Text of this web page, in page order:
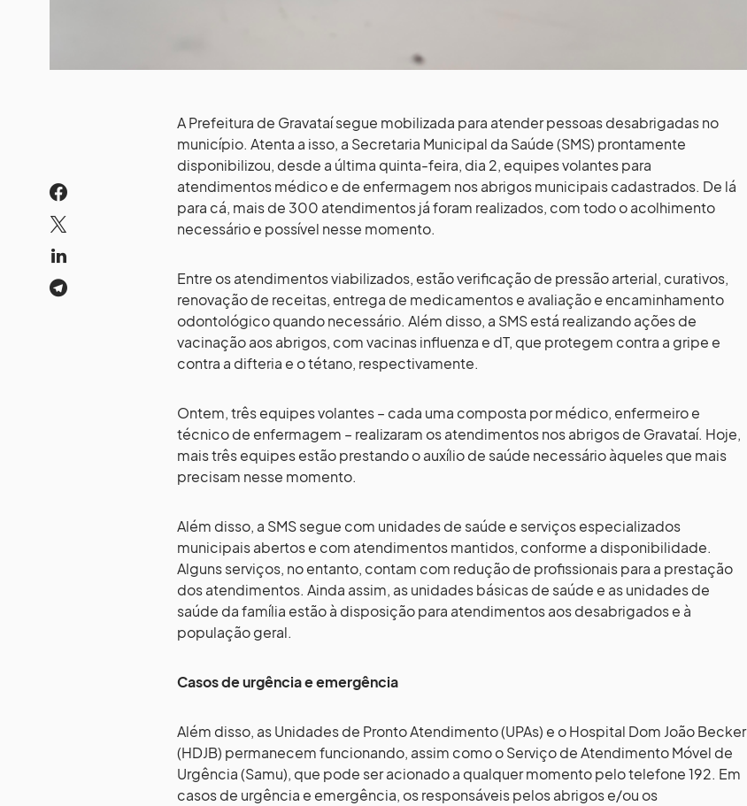
A Prefeitura de Gravataí segue mobilizada para atender pessoas desabrigadas no
município. Atenta a isso, a Secretaria Municipal da Saúde (SMS) prontamente
disponibilizou, desde a última quinta-feira, dia 2, equipes volantes para
atendimentos médico e de enfermagem nos abrigos municipais cadastrados. De lá
para cá, mais de 300 atendimentos já foram realizados, com todo o acolhimento
necessário e possível nesse momento.
Entre os atendimentos viabilizados, estão verificação de pressão arterial, curativos,
renovação de receitas, entrega de medicamentos e avaliação e encaminhamento
odontológico quando necessário. Além disso, a SMS está realizando ações de
vacinação aos abrigos, com vacinas influenza e dT, que protegem contra a gripe e
contra a difteria e o tétano, respectivamente.
Ontem, três equipes volantes – cada uma composta por médico, enfermeiro e
técnico de enfermagem – realizaram os atendimentos nos abrigos de Gravataí. Hoje,
mais três equipes estão prestando o auxílio de saúde necessário àqueles que mais
precisam nesse momento.
Além disso, a SMS segue com unidades de saúde e serviços especializados
municipais abertos e com atendimentos mantidos, conforme a disponibilidade.
Alguns serviços, no entanto, contam com redução de profissionais para a prestação
dos atendimentos. Ainda assim, as unidades básicas de saúde e as unidades de
saúde da família estão à disposição para atendimentos aos desabrigados e à
população geral.
Casos de urgência e emergência
Além disso, as Unidades de Pronto Atendimento (UPAs) e o Hospital Dom João Becker
(HDJB) permanecem funcionando, assim como o Serviço de Atendimento Móvel de
Urgência (Samu), que pode ser acionado a qualquer momento pelo telefone 192. Em
casos de urgência e emergência, os responsáveis pelos abrigos e/ou os